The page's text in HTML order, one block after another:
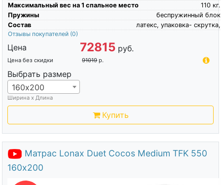
Максимальный вес на 1 спальное место
кг.
110
Пружины
беспружинный блок
Состав
латекс, упаковка- скрутка,
Отзывы покупателей (0)
Цена 72815 руб.
Цена без скидки 91019 р.
Выбрать размер
160х200
Ширина х Длина
Купить
Матрас Lonax Duet Cocos Medium TFK 550
160х200